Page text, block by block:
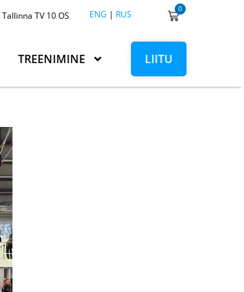
Tallinna TV 10 OS ENG | RUS 0
TREENIMINE LIITU